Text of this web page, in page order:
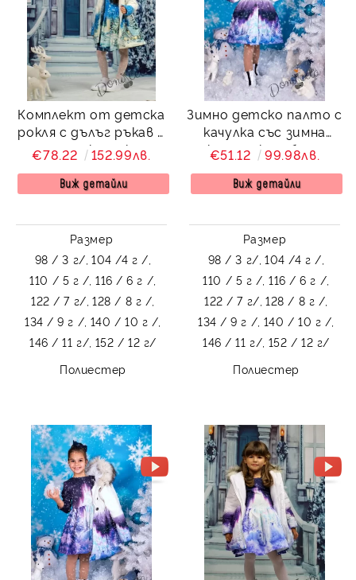
Комплект от детска
рокля с дълъг ръкав с
палто с качулка и
зимна картинка
Снежана
€78.22 152.99лв.
Виж детайли
Размер
98 / 3 г/, 104 /4 г /,
110 / 5 г /, 116 / 6 г /,
122 / 7 г/, 128 / 8 г /,
134 / 9 г /, 140 / 10 г /,
146 / 11 г/, 152 / 12 г/
Полиестер
Зимно детско палто с
качулка със зимна
картинка и бели
мечета
€51.12 99.98лв.
Виж детайли
Размер
98 / 3 г/, 104 /4 г /,
110 / 5 г /, 116 / 6 г /,
122 / 7 г/, 128 / 8 г /,
134 / 9 г /, 140 / 10 г /,
146 / 11 г/, 152 / 12 г/
Полиестер